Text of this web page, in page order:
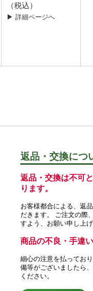
（税込）
▶ 詳細ページへ